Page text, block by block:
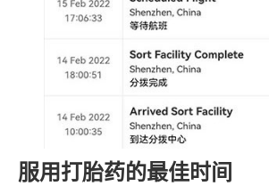
服用打胎药的最佳时间